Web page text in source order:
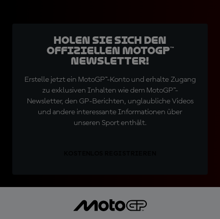
Holen Sie sich den
offiziellen MotoGP™
Newsletter!
Erstelle jetzt ein MotoGP™-Konto und erhalte Zugang
zu exklusiven Inhalten wie dem MotoGP™-
Newsletter, den GP-Berichten, unglaubliche Videos
und andere interessante Informationen über
unseren Sport enthält.